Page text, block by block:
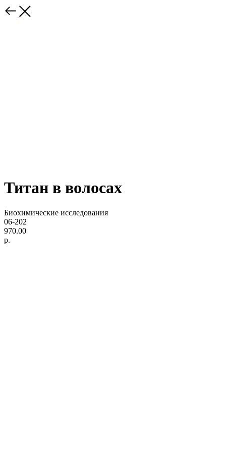
Титан в волосах
Биохимические исследования
06-202
970.00
р.